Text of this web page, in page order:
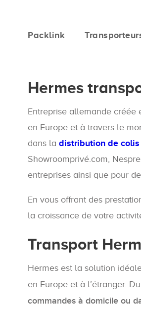
Packlink
Hermes
Entreprise allemande créée
en Europe et à travers le
dans la distribution de colis
Showroomprivé.com,
entreprises ainsi que pour
En vous offrant des
la croissance de votre
Transport
Hermes est la solution
en Europe et à l’étranger.
commandes à domicile ou